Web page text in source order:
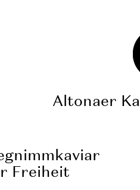
Altonaer
Freiheit